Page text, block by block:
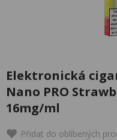
Elektronická
Nano PRO
16mg/ml
Přidat do oblíbených